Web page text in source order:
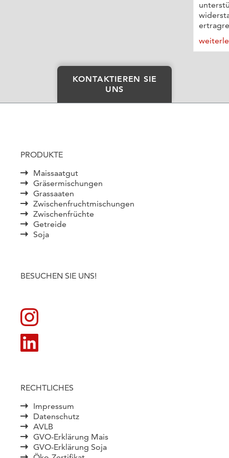
KONTAKTIEREN SIE
UNS
PRODUKTE
Maissaatgut
Gräsermischungen
Grassaaten
Zwischenfruchtmischungen
Zwischenfrüchte
Getreide
Soja
BESUCHEN SIE UNS!
RECHTLICHES
Impressum
Datenschutz
AVLB
GVO-Erklärung Mais
GVO-Erklärung Soja